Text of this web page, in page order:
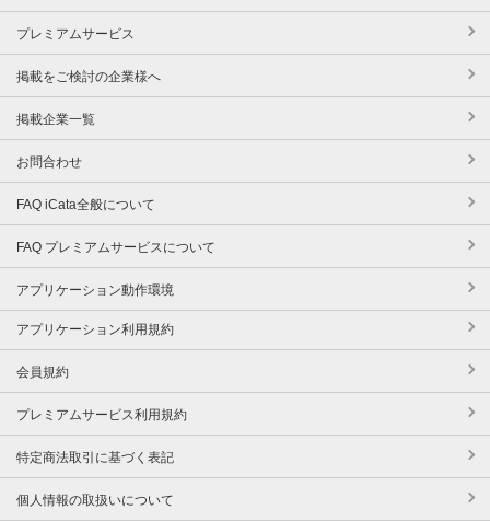
プレミアムサービス
掲載をご検討の企業様へ
掲載企業一覧
お問合わせ
FAQ iCata全般について
FAQ プレミアムサービスについて
アプリケーション動作環境
アプリケーション利用規約
会員規約
プレミアムサービス利用規約
特定商法取引に基づく表記
個人情報の取扱いについて